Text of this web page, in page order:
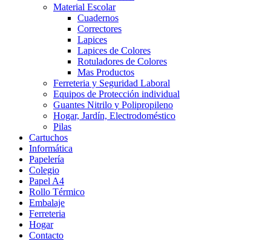
Material Escolar
Cuadernos
Correctores
Lapices
Lapices de Colores
Rotuladores de Colores
Mas Productos
Ferreteria y Seguridad Laboral
Equipos de Protección individual
Guantes Nitrilo y Polipropileno
Hogar, Jardín, Electrodoméstico
Pilas
Cartuchos
Informática
Papelería
Colegio
Papel A4
Rollo Térmico
Embalaje
Ferreteria
Hogar
Contacto